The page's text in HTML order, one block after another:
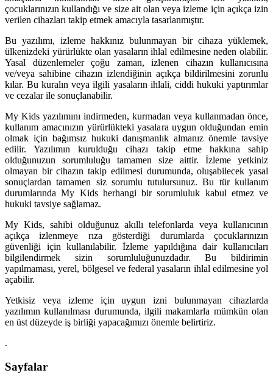
çocuklarınızın kullandığı ve size ait olan veya izleme için açıkça izin
verilen cihazları takip etmek amacıyla tasarlanmıştır.
Bu yazılımı, izleme hakkınız bulunmayan bir cihaza yüklemek,
ülkenizdeki yürürlükte olan yasaların ihlal edilmesine neden olabilir.
Yasal düzenlemeler çoğu zaman, izlenen cihazın kullanıcısına
ve/veya sahibine cihazın izlendiğinin açıkça bildirilmesini zorunlu
kılar. Bu kuralın veya ilgili yasaların ihlali, ciddi hukuki yaptırımlar
ve cezalar ile sonuçlanabilir.
My Kids yazılımını indirmeden, kurmadan veya kullanmadan önce,
kullanım amacınızın yürürlükteki yasalara uygun olduğundan emin
olmak için bağımsız hukuki danışmanlık almanız önemle tavsiye
edilir. Yazılımın kurulduğu cihazı takip etme hakkına sahip
olduğunuzun sorumluluğu tamamen size aittir. İzleme yetkiniz
olmayan bir cihazın takip edilmesi durumunda, oluşabilecek yasal
sonuçlardan tamamen siz sorumlu tutulursunuz. Bu tür kullanım
durumlarında My Kids herhangi bir sorumluluk kabul etmez ve
hukuki tavsiye sağlamaz.
My Kids, sahibi olduğunuz akıllı telefonlarda veya kullanıcının
açıkça izlenmeye rıza gösterdiği durumlarda çocuklarınızın
güvenliği için kullanılabilir. İzleme yapıldığına dair kullanıcıları
bilgilendirmek sizin sorumluluğunuzdadır. Bu bildirimin
yapılmaması, yerel, bölgesel ve federal yasaların ihlal edilmesine yol
açabilir.
Yetkisiz veya izleme için uygun izni bulunmayan cihazlarda
yazılımın kullanılması durumunda, ilgili makamlarla mümkün olan
en üst düzeyde iş birliği yapacağımızı önemle belirtiriz.
.
Sayfalar